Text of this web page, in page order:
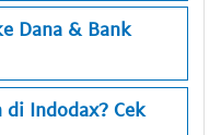
Dana & Bank
Indodax? Cek